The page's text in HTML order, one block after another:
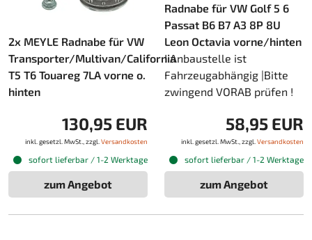
2x MEYLE Radnabe für VW
Transporter/Multivan/California
T5 T6 Touareg 7LA vorne o.
hinten
130,95 EUR
inkl. gesetzl. MwSt., zzgl. Versandkosten
sofort lieferbar / 1-2 Werktage
zum Angebot
Radnabe für VW Golf 5 6
Passat B6 B7 A3 8P 8U
Leon Octavia vorne/hinten
! Anbaustelle ist
Fahrzeugabhängig |Bitte
zwingend VORAB prüfen !
58,95 EUR
inkl. gesetzl. MwSt., zzgl. Versandkosten
sofort lieferbar / 1-2 Werktage
zum Angebot